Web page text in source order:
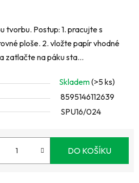
tvorbu. Postup: 1. pracujte s
ploše. 2. vložte papír vhodné
zatlačte na páku sta...
Skladem(>5 ks)
8595146112639
SPU16/024
DO KOŠÍKU